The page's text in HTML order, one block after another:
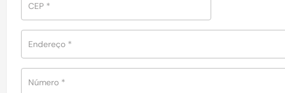
CEP *
Endereço *
Número *